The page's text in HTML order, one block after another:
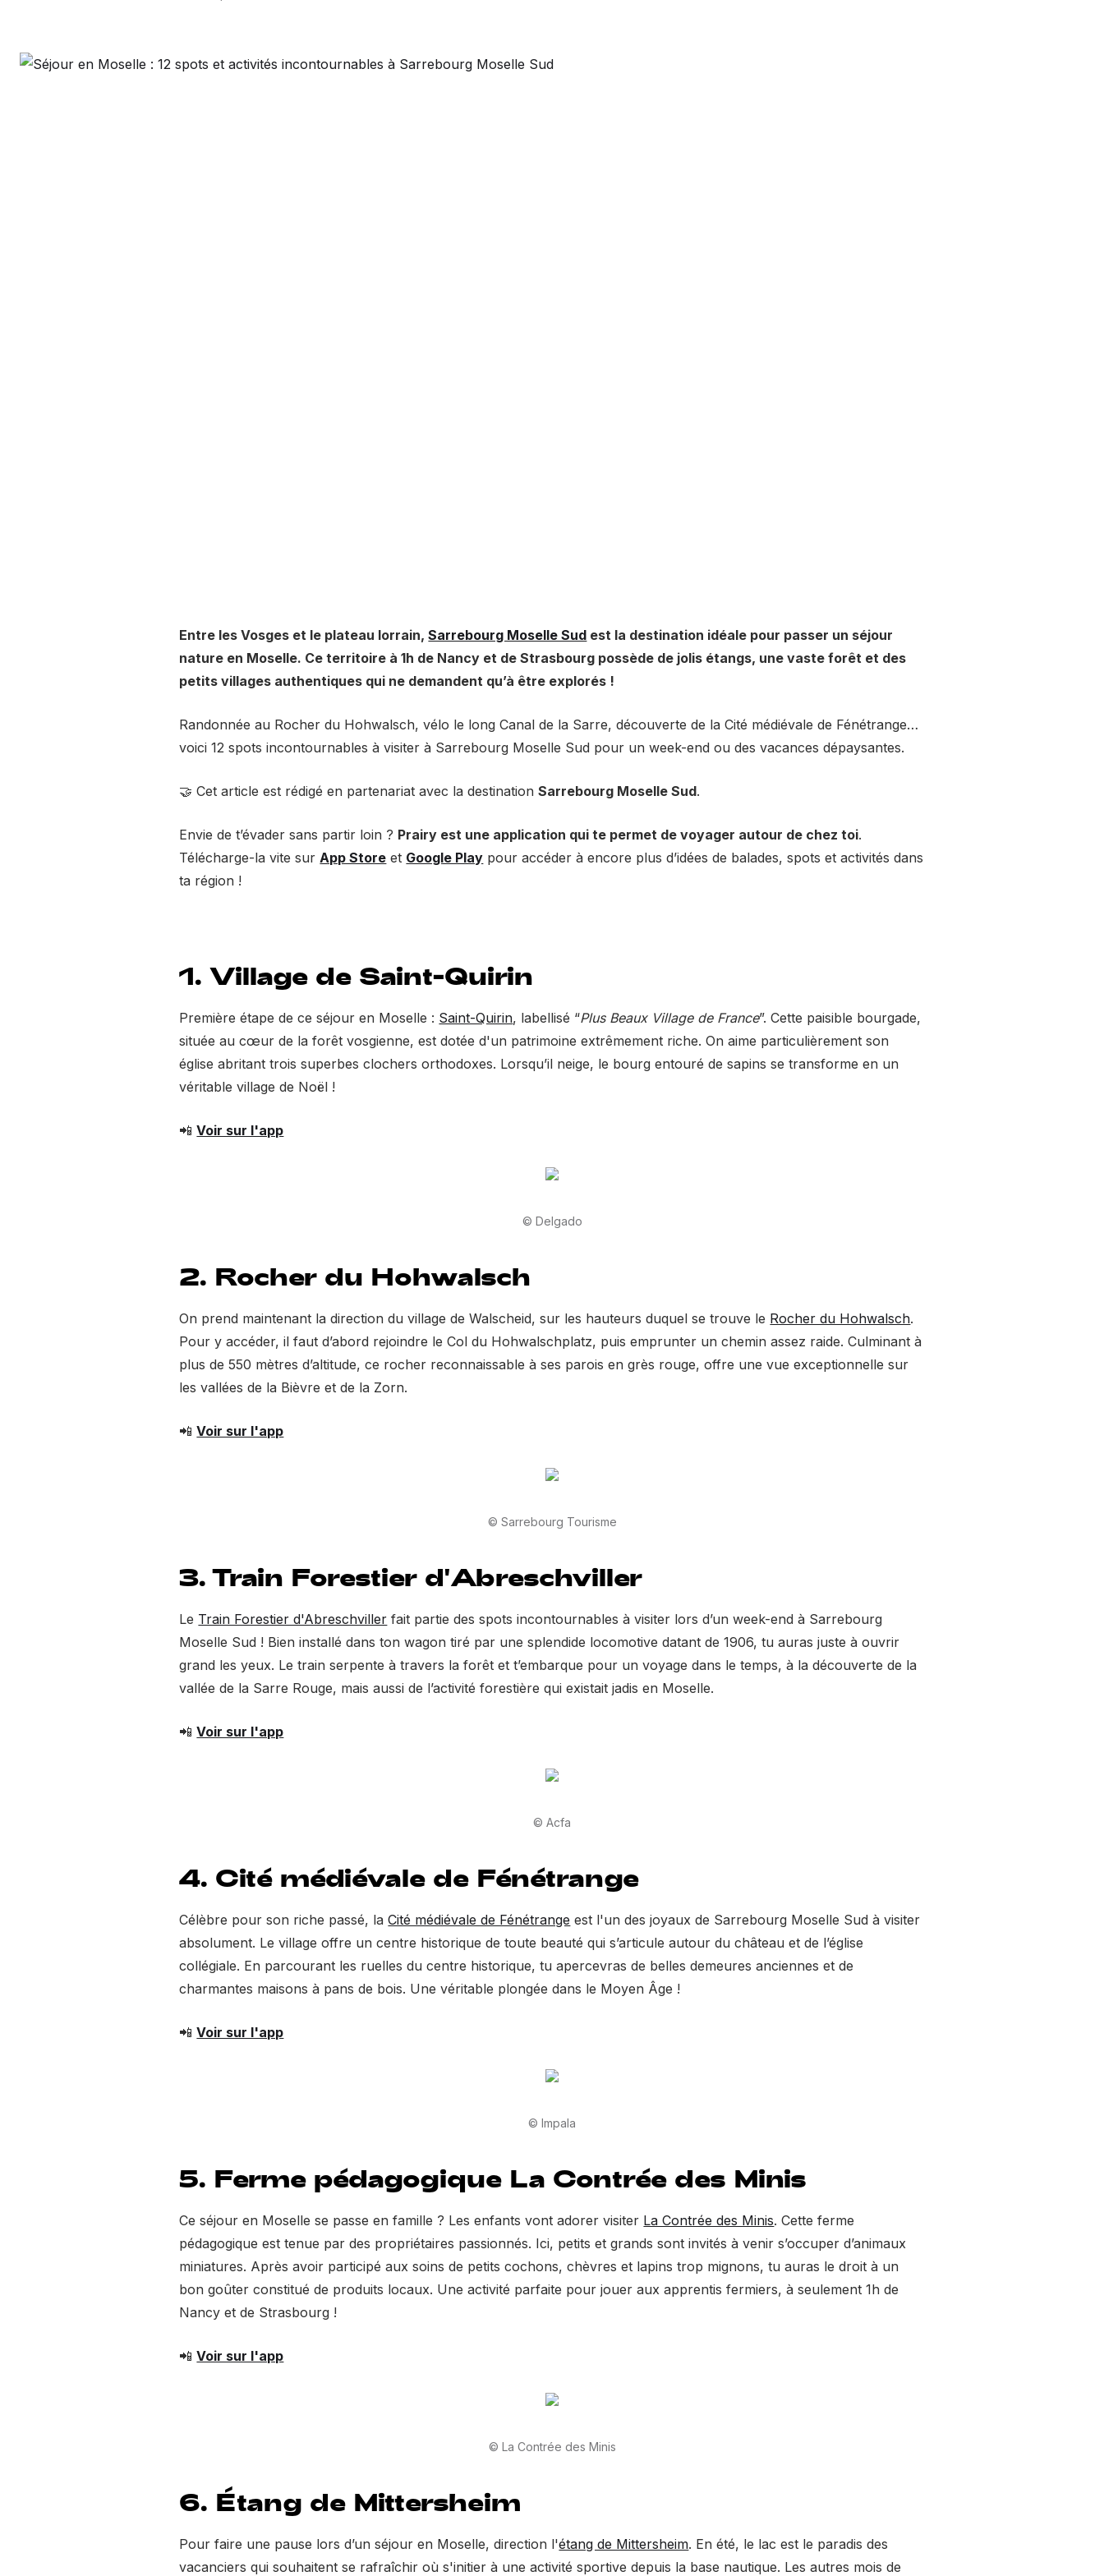
Entre les Vosges et le plateau lorrain,Sarrebourg Moselle Sud est la destination idéale pour passer un séjour
nature en Moselle. Ce territoire à 1h de Nancy et de Strasbourg possède de jolis étangs, une vaste forêt et des
petits villages authentiques qui ne demandent qu’à être explorés !
Randonnée au Rocher du Hohwalsch, vélo le long Canal de la Sarre, découverte de la Cité médiévale de Fénétrange…
voici 12 spots incontournables à visiter à Sarrebourg Moselle Sud pour un week-end ou des vacances dépaysantes.
🤝 Cet article est rédigé en partenariat avec la destinationSarrebourg Moselle Sud.
Envie de t’évader sans partir loin ? Prairy est une application qui te permet de voyager autour de chez toi.
Télécharge-la vite surApp Store et Google Play pour accéder à encore plus d’idées de balades, spots et activités dans
ta région !
1. Village de Saint-Quirin
Première étape de ce séjour en Moselle : Saint-Quirin, labellisé “Plus Beaux Village de France”. Cette paisible bourgade,
située au cœur de la forêt vosgienne, est dotée d'un patrimoine extrêmement riche. On aime particulièrement son
église abritant trois superbes clochers orthodoxes. Lorsqu’il neige, le bourg entouré de sapins se transforme en un
véritable village de Noël !
📲Voir sur l'app
© Delgado
2. Rocher du Hohwalsch
On prend maintenant la direction du village de Walscheid, sur les hauteurs duquel se trouve le Rocher du Hohwalsch.
Pour y accéder, il faut d’abord rejoindre le Col du Hohwalschplatz, puis emprunter un chemin assez raide. Culminant à
plus de 550 mètres d’altitude, ce rocher reconnaissable à ses parois en grès rouge, offre une vue exceptionnelle sur
les vallées de la Bièvre et de la Zorn.
📲Voir sur l'app
© Sarrebourg Tourisme
3. Train Forestier d'Abreschviller
Le Train Forestier d'Abreschviller fait partie des spots incontournables à visiter lors d’un week-end à Sarrebourg
Moselle Sud ! Bien installé dans ton wagon tiré par une splendide locomotive datant de 1906, tu auras juste à ouvrir
grand les yeux. Le train serpente à travers la forêt et t’embarque pour un voyage dans le temps, à la découverte de la
vallée de la Sarre Rouge, mais aussi de l’activité forestière qui existait jadis en Moselle.
📲Voir sur l'app
© Acfa
4. Cité médiévale de Fénétrange
Célèbre pour son riche passé, laCité médiévale de Fénétrange est l'un des joyaux de Sarrebourg Moselle Sud à visiter
absolument. Le village offre un centre historique de toute beauté qui s’articule autour du château et de l’église
collégiale. En parcourant les ruelles du centre historique, tu apercevras de belles demeures anciennes et de
charmantes maisons à pans de bois. Une véritable plongée dans le Moyen Âge !
📲Voir sur l'app
© Impala
5. Ferme pédagogique La Contrée des Minis
Ce séjour en Moselle se passe en famille ? Les enfants vont adorer visiter La Contrée des Minis. Cette ferme
pédagogique est tenue par des propriétaires passionnés. Ici, petits et grands sont invités à venir s’occuper d’animaux
miniatures. Après avoir participé aux soins de petits cochons, chèvres et lapins trop mignons, tu auras le droit à un
bon goûter constitué de produits locaux. Une activité parfaite pour jouer aux apprentis fermiers, à seulement 1h de
Nancy et de Strasbourg !
📲Voir sur l'app
© La Contrée des Minis
6. Étang de Mittersheim
Pour faire une pause lors d’un séjour en Moselle, direction l'étang de Mittersheim. En été, le lac est le paradis des
vacanciers qui souhaitent se rafraîchir où s'initier à une activité sportive depuis la base nautique. Les autres mois de